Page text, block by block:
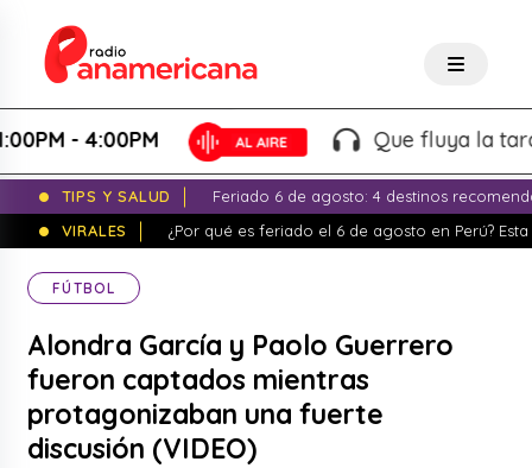
- 4:00PM Que fluya la tarde! -
TIPS Y SALUD
Feriado 6 de agosto: 4 destinos
VIRALES
¿Por qué es feriado el 6 de agosto en Perú?
FÚTBOL
Alondra García y Paolo Guerrero
fueron captados mientras
protagonizaban una fuerte
discusión (VIDEO)